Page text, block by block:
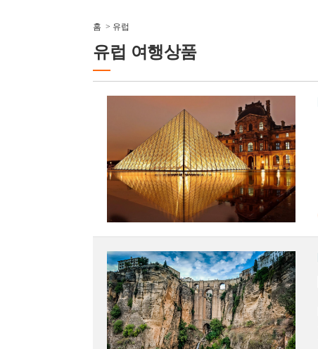
홈 > 유럽
유럽 여행상품